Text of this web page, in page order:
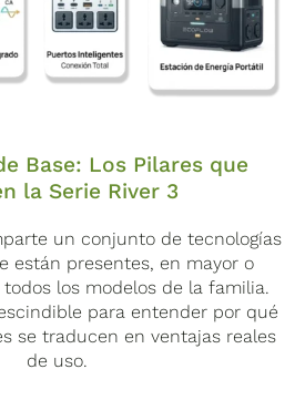
Base: Los Pilares que
la Serie River 3
un conjunto de tecnologías
están presentes, en mayor o
los modelos de la familia.
para entender por qué
se traducen en ventajas reales
de uso.